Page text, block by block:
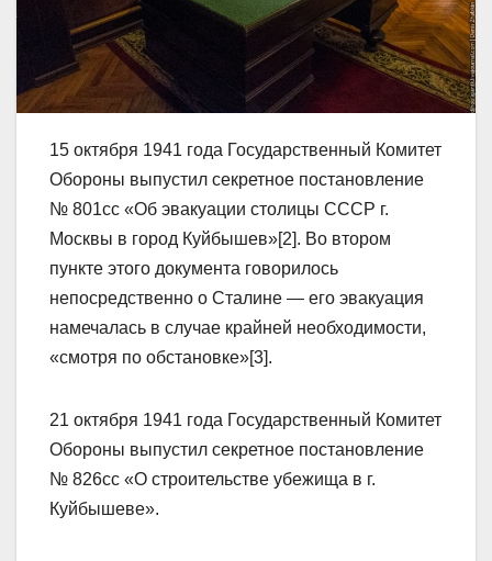
15 октября 1941 года Государственный Комитет
Обороны выпустил секретное постановление
№ 801сс «Об эвакуации столицы СССР г.
Москвы в город Куйбышев»[2]. Во втором
пункте этого документа говорилось
непосредственно о Сталине — его эвакуация
намечалась в случае крайней необходимости,
«смотря по обстановке»[3].
21 октября 1941 года Государственный Комитет
Обороны выпустил секретное постановление
№ 826сс «О строительстве убежища в г.
Куйбышеве».